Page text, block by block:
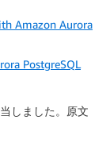
Amazon Aurora
PostgreSQL
しました。原文